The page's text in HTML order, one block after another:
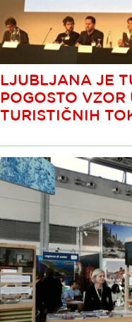
LJUBLJANA JE
POGOSTO
TURISTIČNIH